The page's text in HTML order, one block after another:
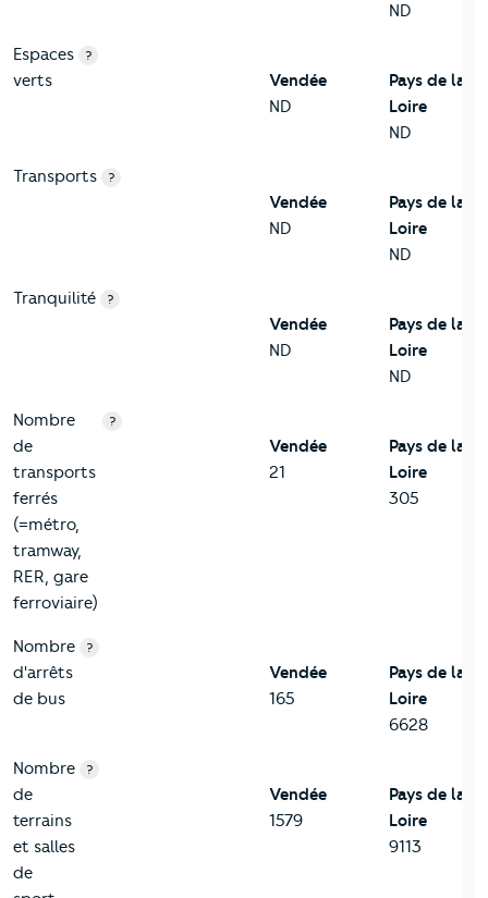
ND
Espaces
verts
?
Vendée
ND
Pays de la
Loire
ND
Transports ?
Vendée
ND
Pays de la
Loire
ND
Tranquilité ?
Vendée
ND
Pays de la
Loire
ND
Nombre
de
transports
ferrés
(=métro,
tramway,
RER, gare
ferroviaire)
?
Vendée
21
Pays de la
Loire
305
Nombre
d'arrêts
de bus
?
Vendée
165
Pays de la
Loire
6628
Nombre
de
terrains
et salles
de
?
Vendée
1579
Pays de la
Loire
9113